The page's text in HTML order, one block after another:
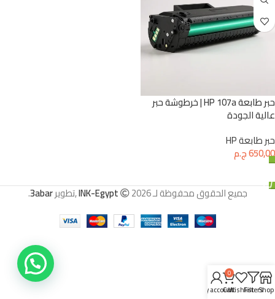
حبر طابعة HP 107a | خرطوشة حبر
عالية الجودة
حبر طابعة HP
650,00ج.م
جميع الحقوق محفوظة لـ INK-Egypt 2026 ,تطوير 3abar
.
Shop
Filters
Wishlist
0
Cart
My account